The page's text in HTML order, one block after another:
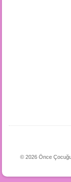
© 2026 Önce